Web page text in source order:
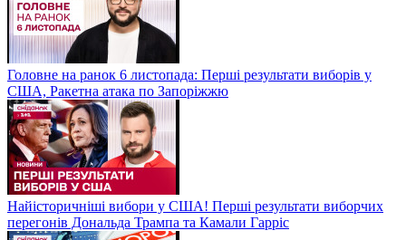
Головне на ранок 6 листопада: Перші результати виборів у
США, Ракетна атака по Запоріжжю
Найісторичніші вибори у США! Перші результати виборчих
перегонів Дональда Трампа та Камали Гарріс